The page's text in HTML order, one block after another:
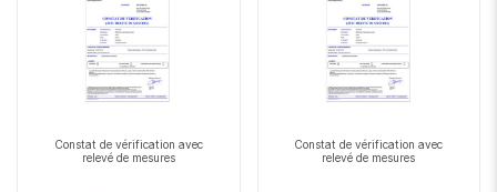
Constat de vérification avec
relevé de mesures
Constat de vérification avec
relevé de mesures